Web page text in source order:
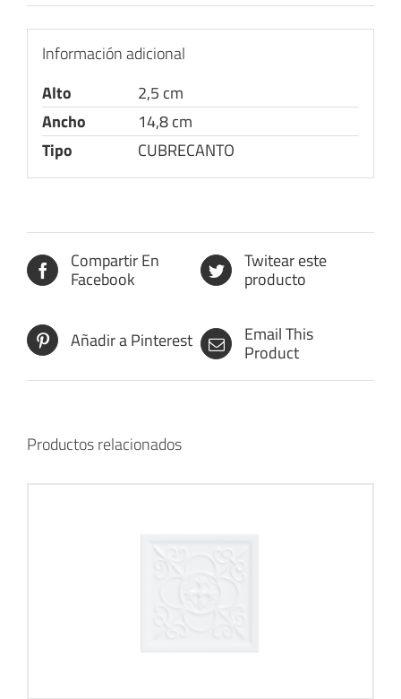
Información adicional
Alto
2,5 cm
Ancho
14,8 cm
Tipo
CUBRECANTO
Compartir En
Facebook
Twitear este
producto
Añadir a Pinterest Email This
Product
Productos relacionados